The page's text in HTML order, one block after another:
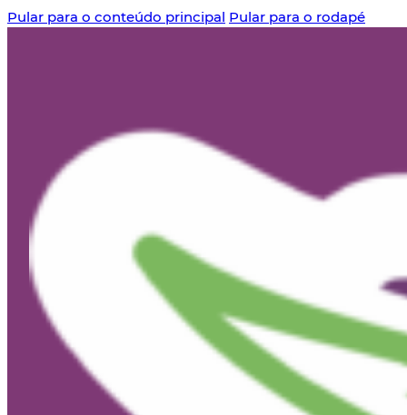
Pular para o conteúdo principal Pular para o rodapé